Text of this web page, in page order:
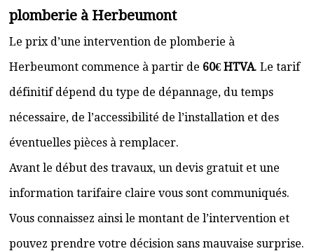
plomberie à Herbeumont
Le prix d’une intervention de plomberie à
Herbeumont commence à partir de 60€ HTVA. Le tarif
définitif dépend du type de dépannage, du temps
nécessaire, de l’accessibilité de l’installation et des
éventuelles pièces à remplacer.
Avant le début des travaux, un devis gratuit et une
information tarifaire claire vous sont communiqués.
Vous connaissez ainsi le montant de l’intervention et
pouvez prendre votre décision sans mauvaise surprise.